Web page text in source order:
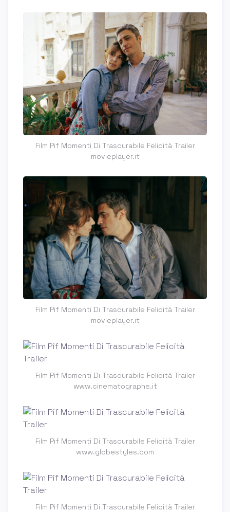
Film Pif Momenti Di Trascurabile Felicità Trailer
movieplayer.it
Film Pif Momenti Di Trascurabile Felicità Trailer
movieplayer.it
Film Pif Momenti Di Trascurabile Felicità Trailer
www.cinematographe.it
Film Pif Momenti Di Trascurabile Felicità Trailer
www.globestyles.com
Film Pif Momenti Di Trascurabile Felicità Trailer